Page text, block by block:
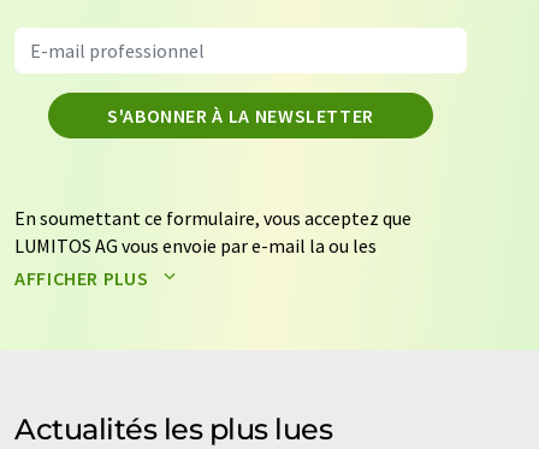
S'ABONNER À LA NEWSLETTER
En soumettant ce formulaire, vous acceptez que
LUMITOS AG vous envoie par e-mail la ou les
newsletters sélectionnées ci-dessus. Vos données ne
protection des données
. LUMITOS peut vous contacter
et d'opinion. Vous pouvez à tout moment révoquer
votre consentement sans indication de motifs à
AFFICHER PLUS
Actualités les plus lues